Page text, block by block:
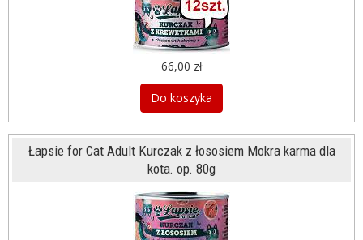
66,00 zł
Do koszyka
Łapsie for Cat Adult Kurczak z łososiem Mokra karma dla
kota. op. 80g